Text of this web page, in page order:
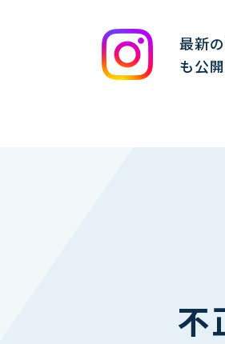
最新
も公
不